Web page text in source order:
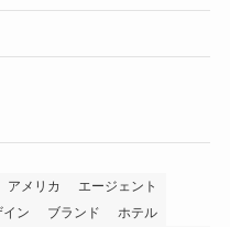
アメリカ
エージェント
イン ブランド ホテル